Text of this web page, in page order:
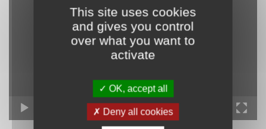
This site uses cookies
and gives you control
over what you want to
activate
OK, accept all
Deny all cookies